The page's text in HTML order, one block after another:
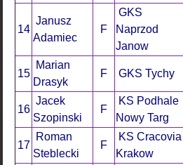
14
Janusz
Adamiec
F
GKS
Naprzod
Janow
15
Marian
Drasyk
F GKS Tychy
16
Jacek
Szopinski
F
KS Podhale
Nowy Targ
17
Roman
Steblecki
F
KS Cracovia
Krakow